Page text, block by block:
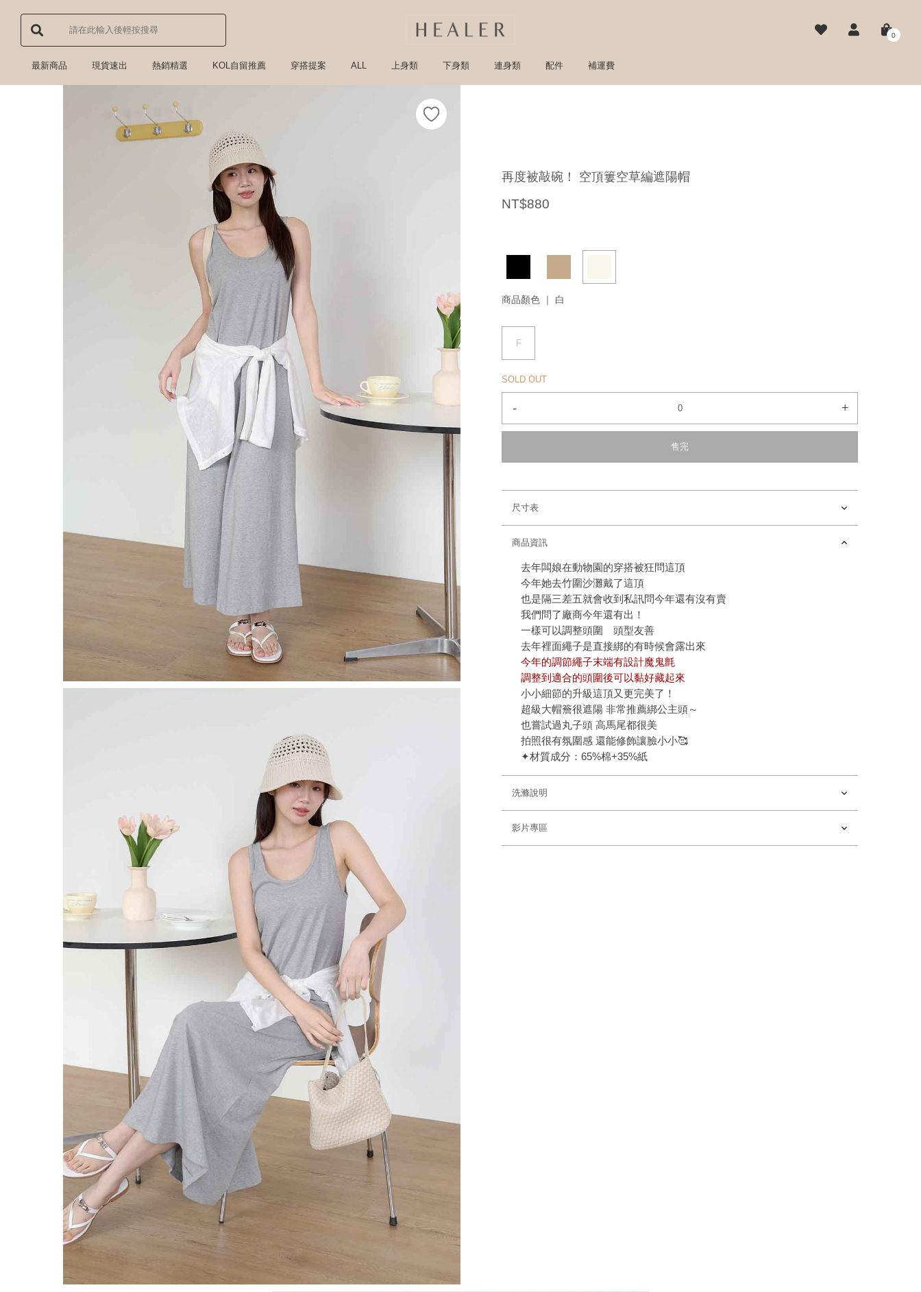
0
最新商品 現貨速出 熱銷精選 KOL自留推薦 穿搭提案 ALL 上身類 下身類 連身類 配件 補運費
再度被敲碗！ 空頂簍空草編遮陽帽
NT$880
商品顏色 ｜ 白
F
SOLD OUT
- +
售完
尺寸表
商品資訊
去年闆娘在動物園的穿搭被狂問這頂
今年她去竹圍沙灘戴了這頂
也是隔三差五就會收到私訊問今年還有沒有賣
我們問了廠商今年還有出！
一樣可以調整頭圍 頭型友善
去年裡面繩子是直接綁的有時候會露出來
今年的調節繩子末端有設計魔鬼氈
調整到適合的頭圍後可以黏好藏起來
小小細節的升級這頂又更完美了！
超級大帽簷很遮陽 非常推薦綁公主頭～
也嘗試過丸子頭 高馬尾都很美
拍照很有氛圍感 還能修飾讓臉小小🥰
✦材質成分：65%棉+35%紙
洗滌說明
影片專區